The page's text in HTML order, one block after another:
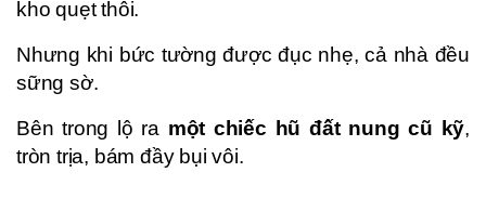
kho quẹt thôi.
Nhưng khi bức tường được đục nhẹ, cả nhà đều
sững sờ.
Bên trong lộ ra một chiếc hũ đất nung cũ kỹ,
tròn trịa, bám đầy bụi vôi.